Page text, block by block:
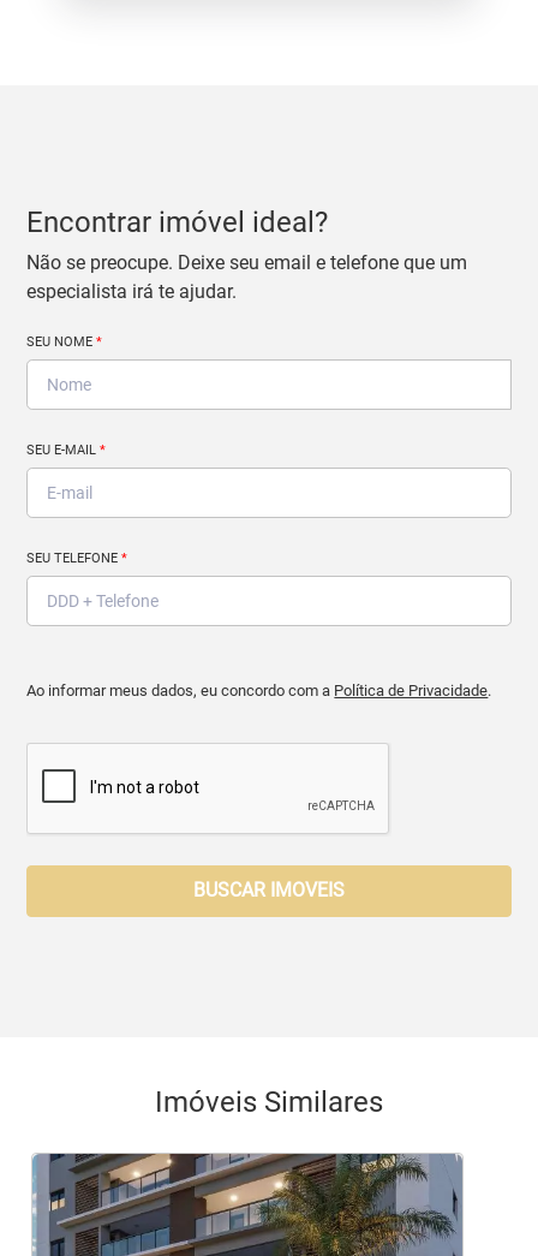
Encontrar imóvel ideal?
Não se preocupe. Deixe seu email e telefone que um
especialista irá te ajudar.
SEU NOME*
SEU E-MAIL*
SEU TELEFONE*
Ao informar meus dados, eu concordo com a Política de Privacidade.
BUSCAR IMOVEIS
Imóveis Similares